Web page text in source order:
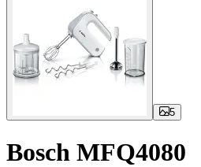
5
Bosch MFQ4080